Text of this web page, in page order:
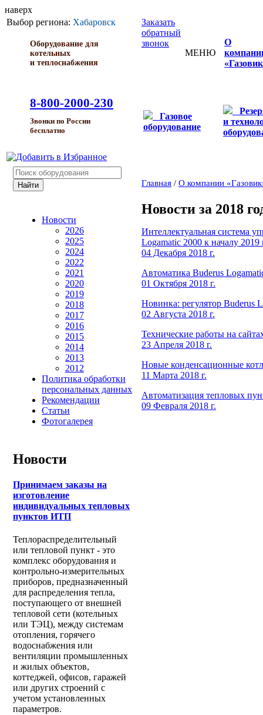
наверх
Выбор региона: Хабаровск
Оборудование для
котельных
и теплоснабжения
8-800-2000-230
Звонки по России
бесплатно
Заказать
обратный
звонок
МЕНЮ
О
Газовое
оборудование
и
Новости
2026
2025
2024
2022
2021
2020
2019
2018
2017
2016
2015
2014
2013
2012
Политика обработки
персональных данных
Рекомендации
Статьи
Фотогалерея
Новости
Принимаем заказы на
изготовление
индивидуальных тепловых
пунктов ИТП
Теплораспределительный
или тепловой пункт - это
комплекс оборудования и
контрольно-измерительных
приборов, предназначенный
для распределения тепла,
поступающего от внешней
тепловой сети (котельных
или ТЭЦ), между системам
отопления, горячего
водоснабжения или
вентиляции промышленных
и жилых объектов,
коттеджей, офисов, гаражей
или других строений с
учетом установленных
параметров.
Главная / О компании
Новости за 2018
Интеллектуальная система
Logamatic 2000 к началу 2019
04 Декабря 2018 г.
Автоматика Buderus
01 Октября 2018 г.
Новинка: регулятор Buderus
02 Августа 2018 г.
Технические работы на
23 Апреля 2018 г.
Новые конденсационные
11 Марта 2018 г.
Автоматизация тепловых
09 Февраля 2018 г.